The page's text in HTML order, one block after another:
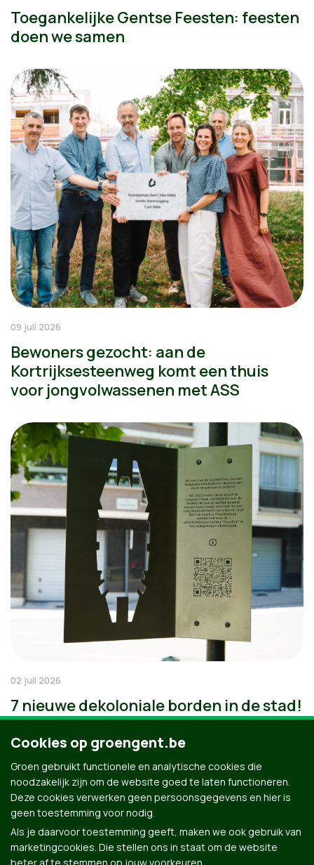
Toegankelijke Gentse Feesten: feesten
doen we samen
09 juli 2026
Bewoners gezocht: aan de
Kortrijksesteenweg komt een thuis
voor jongvolwassenen met ASS
02 juli 2026
7 nieuwe dekoloniale borden in de stad!
Cookies op groengent.be
Groen gebruikt functionele en analytische cookies die
noodzakelijk zijn om de website goed te laten functioneren.
Deze cookies verwerken geen persoonsgegevens en hier is
geen toestemming voor nodig.
Als je daarvoor toestemming geeft, maken we ook gebruik van
marketingcookies. Die stellen ons in staat om de website